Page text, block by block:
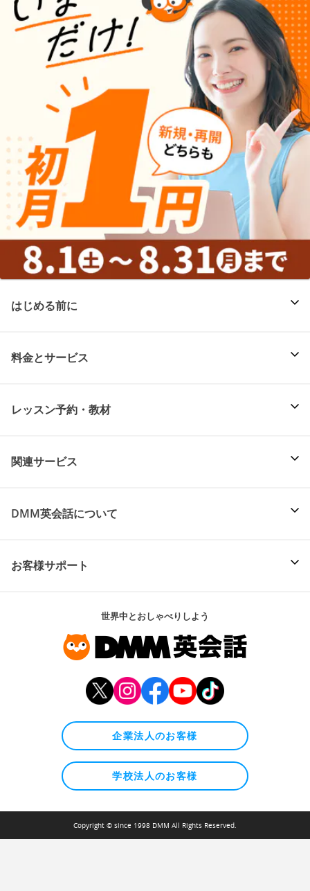
はじめる前に
料金とサービス
レッスン予約・教材
関連サービス
DMM英会話について
お客様サポート
世界中とおしゃべりしよう
企業法人のお客様
学校法人のお客様
Copyright © since 1998 DMM All Rights Reserved.